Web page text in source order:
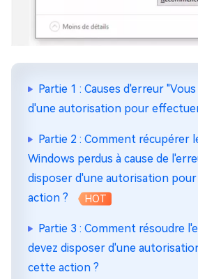
Partie 1 : Causes d'erreur
d'une autorisation pour
Partie 2 : Comment récupérer
Windows perdus à cause de
disposer d'une autorisation
action ?
HOT
Partie 3 : Comment résoudre
devez disposer d'une
cette action ?